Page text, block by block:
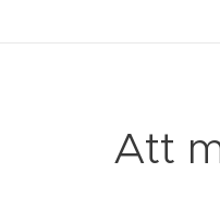
Att